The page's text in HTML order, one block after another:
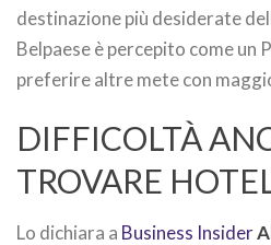
destinazione più desiderate
Belpaese è percepito come un
preferire altre mete con
DIFFICOLTÀ
TROVARE
Lo dichiara a Business Insider